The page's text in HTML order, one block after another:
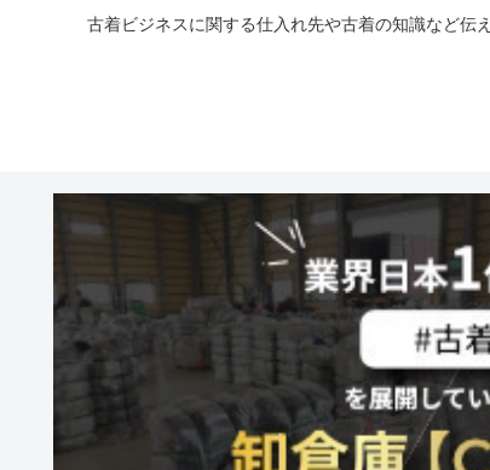
古着ビジネスに関する仕入れ先や古着の知識など伝